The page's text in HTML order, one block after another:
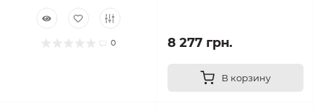
0 8 277 грн.
В корзину